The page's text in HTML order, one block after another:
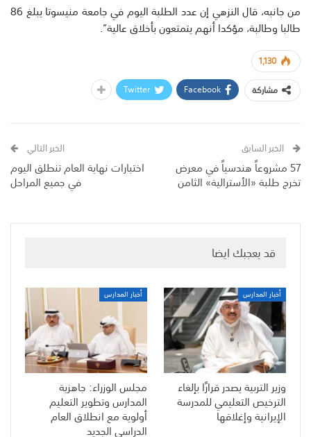
من جانبه، قال النزهي إن عدد الطلبة اليوم في جامعة منيسوتا يبلغ 86
طالبا وطالبة، مؤكدا أنهم يتمتعون بأخلاق عالية”.
1,130
مشاركة
Facebook
Twitter
الخبر السابق
57 مشروعاً هندسياً في معرض
تخرج طلبة «الأسترالية» الثامن
الخبر التالي
اختبارات نهاية العام تنطلق اليوم
في جميع المراحل
قد يعجبك ايضا
أخبار المدارس
وزير التربية يصدر قرارًا بإلغاء
الترخيص التعليمي للمدرسة
الإيرانية وإغلاقها
أخبار المدارس
مجلس الوزراء: جاهزية
المدارس وتطوير التعليم
أولوية مع انطلاق العام
الدراسي الجديد